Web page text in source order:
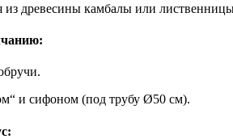
из древесины камбалы или
и сифоном (под трубу Ø50 см).